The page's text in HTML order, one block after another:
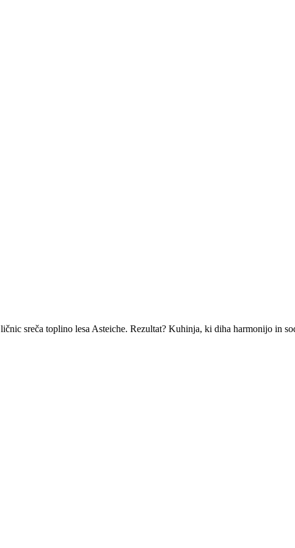
sreča toplino lesa Asteiche. Rezultat? Kuhinja, ki diha harmonijo in